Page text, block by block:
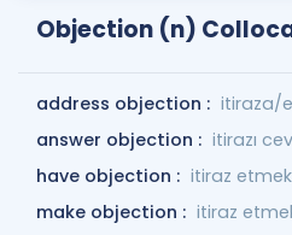
Objection (n)
address objection : itiraza/
answer objection : itirazı
have objection : itiraz etmek
make objection : itiraz